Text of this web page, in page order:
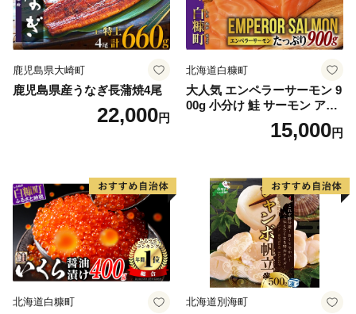
鹿児島県大崎町
鹿児島県産うなぎ長蒲焼4尾
22,000円
北海道白糠町
大人気 エンペラーサーモン 9
00g 小分け 鮭 サーモン アト
ランティックサーモン 水産
庁長官賞 受賞 さけ シャケ し
満足 美味しい 贈答 生食用 刺
身 お刺身 刺し身 魚介類 海鮮
冷凍 厚切り 薄切り ふるさと
納税 ふるさとチョイス チョ
イス 北海道 白糠町
15,000円
北海道白糠町 北海道別海町